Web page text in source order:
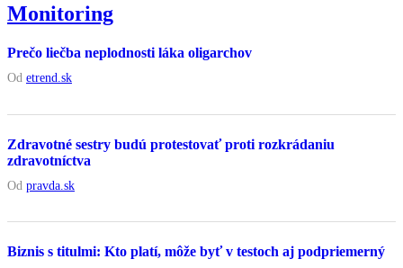
Monitoring
Prečo liečba neplodnosti láka oligarchov
Od etrend.sk
Zdravotné sestry budú protestovať proti rozkrádaniu
zdravotníctva
Od pravda.sk
Biznis s titulmi: Kto platí, môže byť v testoch aj podpriemerný